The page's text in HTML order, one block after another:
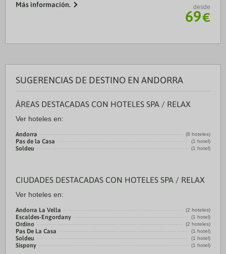
Además, este hotel para familias ...
Más información. desde
69€
SUGERENCIAS DE DESTINO EN ANDORRA
ÁREAS DESTACADAS CON HOTELES SPA / RELAX
Ver hoteles en:
Andorra (8 hoteles)
Pas de la Casa (1 hotel)
Soldeu (1 hotel)
CIUDADES DESTACADAS CON HOTELES SPA / RELAX
Ver hoteles en:
Andorra La Vella (2 hoteles)
Escaldes-Engordany (1 hotel)
Ordino (2 hoteles)
Pas De La Casa (1 hotel)
Soldeu (1 hotel)
Sispony (1 hotel)